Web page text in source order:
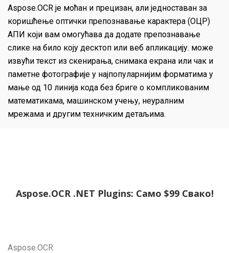
Aspose.OCR је моћан и прецизан, али једноставан за
коришћење оптички препознавање карактера (ОЦР)
АПИ који вам омогућава да додате препознавање
слике на било коју десктоп или веб апликацију. може
извући текст из скенирања, снимака екрана или чак и
паметне фотографије у најпопуларнијим форматима у
мање од 10 линија кода без бриге о компликованим
математикама, машинском учењу, неуралним
мрежама и другим техничким детаљима.
Aspose.OCR .NET Plugins: Само $99 Свако!
Aspose.OCR